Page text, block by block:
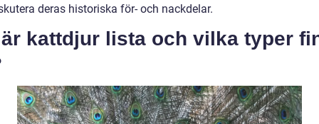
deras historiska för- och nackdelar.
är kattdjur lista och vilka typer